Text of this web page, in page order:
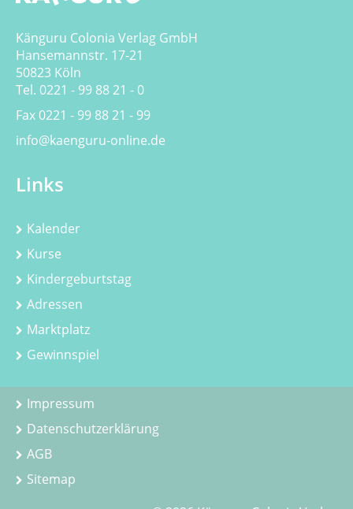
Känguru Colonia Verlag GmbH
Hansemannstr. 17-21
50823 Köln
Tel. 0221 - 99 88 21 - 0
Fax 0221 - 99 88 21 - 99
info@kaenguru-online.de
Links
Kalender
Kurse
Kindergeburtstag
Adressen
Marktplatz
Gewinnspiel
Impressum
Datenschutzerklärung
AGB
Sitemap